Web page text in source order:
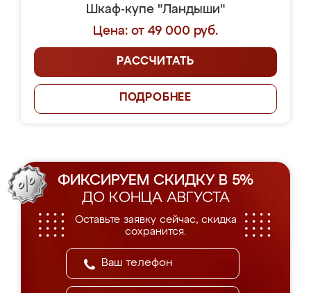
Шкаф-купе "Ландыши"
Цена: от 49 000 руб.
РАССЧИТАТЬ
ПОДРОБНЕЕ
ФИКСИРУЕМ СКИДКУ В 5%
ДО КОНЦА АВГУСТА
Оставьте заявку сейчас, скидка
сохранится.